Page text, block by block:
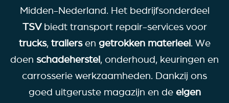
Midden-Nederland. Het bedrijfsonderdeel
TSVbiedt transport repair-services voor
trucks, trailersen getrokken materieel. We
doen schadeherstel, onderhoud, keuringen en
carrosserie werkzaamheden. Dankzij ons
goed uitgeruste magazijn en de eigen